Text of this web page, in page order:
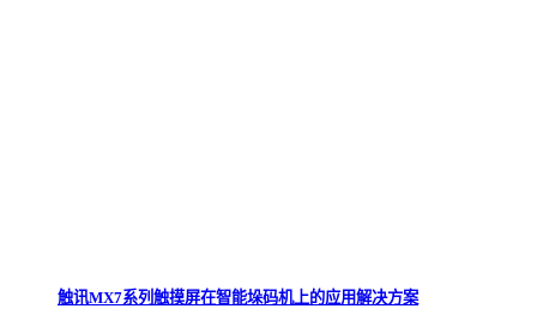
触讯MX7系列触摸屏在智能垛码机上的应用解决方案